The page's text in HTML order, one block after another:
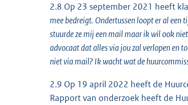
2.8 Op 23 september 2021 heeft
mee bedreigt. Ondertussen loopt er al
stuurde ze mij een mail maar ik wil ook
advocaat dat alles via jou zal verlopen en
niet via mail? Ik wacht wat de
2.9 Op 19 april 2022 heeft de
Rapport van onderzoek heeft de